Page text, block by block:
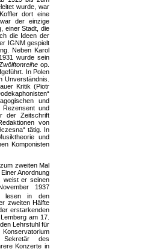
wurde, war
dort eine
der einzige
einer Stadt, die
die Ideen der
IGNM gespielt
Neben Karol
wurde sein
reihe op.
In Polen
Unverständnis.
Kritik (Piotr
und
Rezensent und
der Zeitschrift
von
tätig. In
und
Komponisten
zweiten Mal
Anordnung
weist er seinen
1937
in den
zweiten Hälfte
erstarkenden
am 17.
Lehrstuhl für
des
Konzerte in